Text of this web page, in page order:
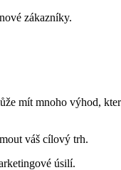
zákazníky.
mít mnoho výhod,
váš cílový trh.
úsilí.